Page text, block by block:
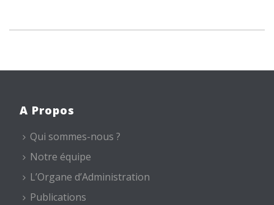
A Propos
Qui sommes-nous ?
Notre équipe
L’Organe d’Administration
Publications